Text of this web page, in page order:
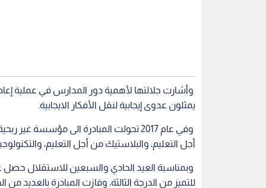
وأشارت جلالتها لأهمية دور المدارس في عملية
يمثلون عدوى إيجابية لنقل الأفكار الايجابية.
وفي عام 2017 تحولت المبادرة الى مؤسسة
أجل التعليم، والبلاستيك من أجل التعليم،
وبمناسبة العيد الحادي والسبعين للاستقلال حصل
للتميز من الدرجة الثالثة، وفازت المبادرة بالعديد